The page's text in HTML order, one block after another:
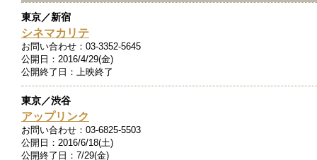
東京／新宿
シネマカリテ
お問い合わせ： 03-3352-5645
公開日： 2016/4/29(金)
公開終了日： 上映終了
東京／渋谷
アップリンク
お問い合わせ： 03-6825-5503
公開日： 2016/6/18(土)
公開終了日： 7/29(金)